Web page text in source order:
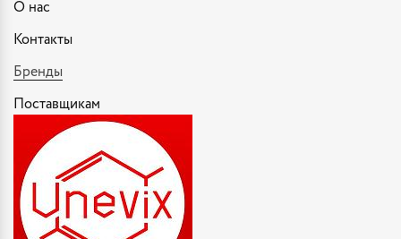
О нас
Контакты
Бренды
Поставщикам